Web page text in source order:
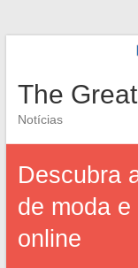
The
Notícias
Descubra
de moda
online